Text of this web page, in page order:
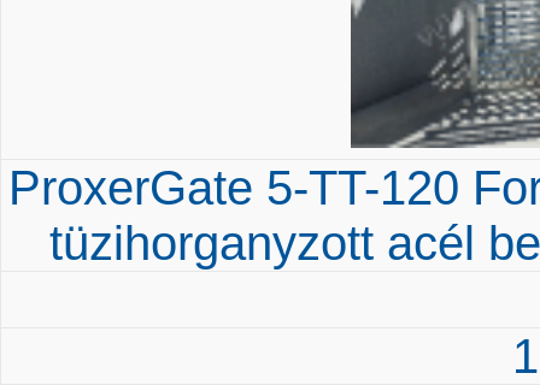
ProxerGate 5-TT-120
tüzihorganyzott acél